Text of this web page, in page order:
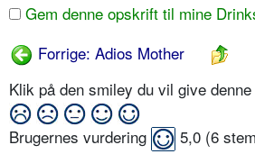
Gem denne opskrift til mine
Forrige: Adios Mother
Klik på den smiley du vil give
Brugernes vurdering 5,0 (6